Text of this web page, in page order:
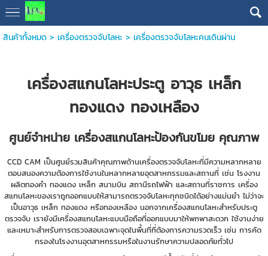
สินค้าทั้งหมด> เครื่องตรวจจับโลหะ > เครื่องตรวจจับโลหะคนเดินผ่าน
เครื่องสแกนโลหะประตู อาวุธ เหล็ก
ทองแดง ทองเหลือง
ศูนย์จำหน่าย เครื่องสแกนโลหะป้องกันขโมย คุณภาพ
CCD CAM เป็นศูนย์รวมสินค้าคุณภาพด้านเครื่องตรวจจับโลหะที่มีความหลากหลาย
ตอบสนองความต้องการใช้งานในหลากหลายอุตสาหกรรมและสถานที่ เช่น โรงงาน
ผลิตทองคำ ทองแดง เหล็ก สนามบิน สถานีรถไฟฟ้า และสถานที่ราชการ เครื่อง
สแกนโลหะของเราถูกออกแบบให้สามารถตรวจจับโลหะทุกชนิดได้อย่างแม่นยำ ไม่ว่าจะ
เป็นอาวุธ เหล็ก ทองแดง หรือทองเหลือง นอกจากเครื่องสแกนโลหะสำหรับประตู
ตรวจจับ เรายังมีเครื่องสแกนโลหะแบบมือถือที่ออกแบบมาให้พกพาสะดวก ใช้งานง่าย
และเหมาะสำหรับการตรวจสอบเฉพาะจุดในพื้นที่ที่ต้องการความรวดเร็ว เช่น การคัด
กรองในโรงงานอุตสาหกรรมหรือในงานรักษาความปลอดภัยทั่วไป